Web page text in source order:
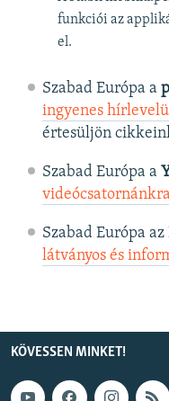
funkciói az
el.
Szabad Európa a
ingyenes
értesüljön
Szabad Európa a
videócsatornánkra
Szabad Európa az
látványos és
KÖVESSEN MINKET!